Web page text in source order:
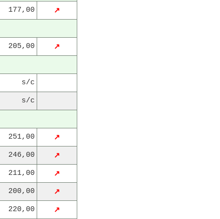
177,00 ↗
205,00 ↗
s/c
s/c
251,00 ↗
246,00 ↗
211,00 ↗
200,00 ↗
220,00 ↗